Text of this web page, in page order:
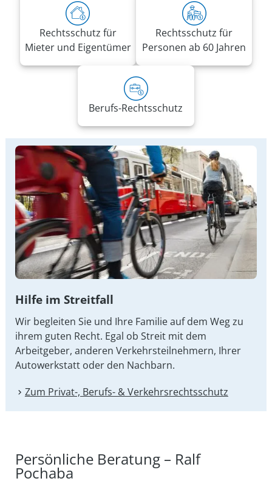
Rechtsschutz für
Mieter und Eigentümer
Rechtsschutz für
Personen ab 60 Jahren
Berufs-Rechtsschutz
Hilfe im Streitfall
Wir begleiten Sie und Ihre Familie auf dem Weg zu
ihrem guten Recht. Egal ob Streit mit dem
Arbeitgeber, anderen Verkehrsteilnehmern, Ihrer
Autowerkstatt oder den Nachbarn.
Zum Privat-, Berufs- & Verkehrsrechtsschutz
Persönliche Beratung – Ralf
Pochaba